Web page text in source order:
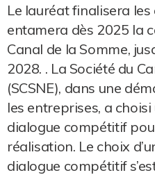
Le lauréat finalisera
entamera dès 2025 la
Canal de la Somme,
2028. . La Société du
(SCSNE), dans une
les entreprises, a
dialogue compétitif
réalisation. Le choix
dialogue compétitif